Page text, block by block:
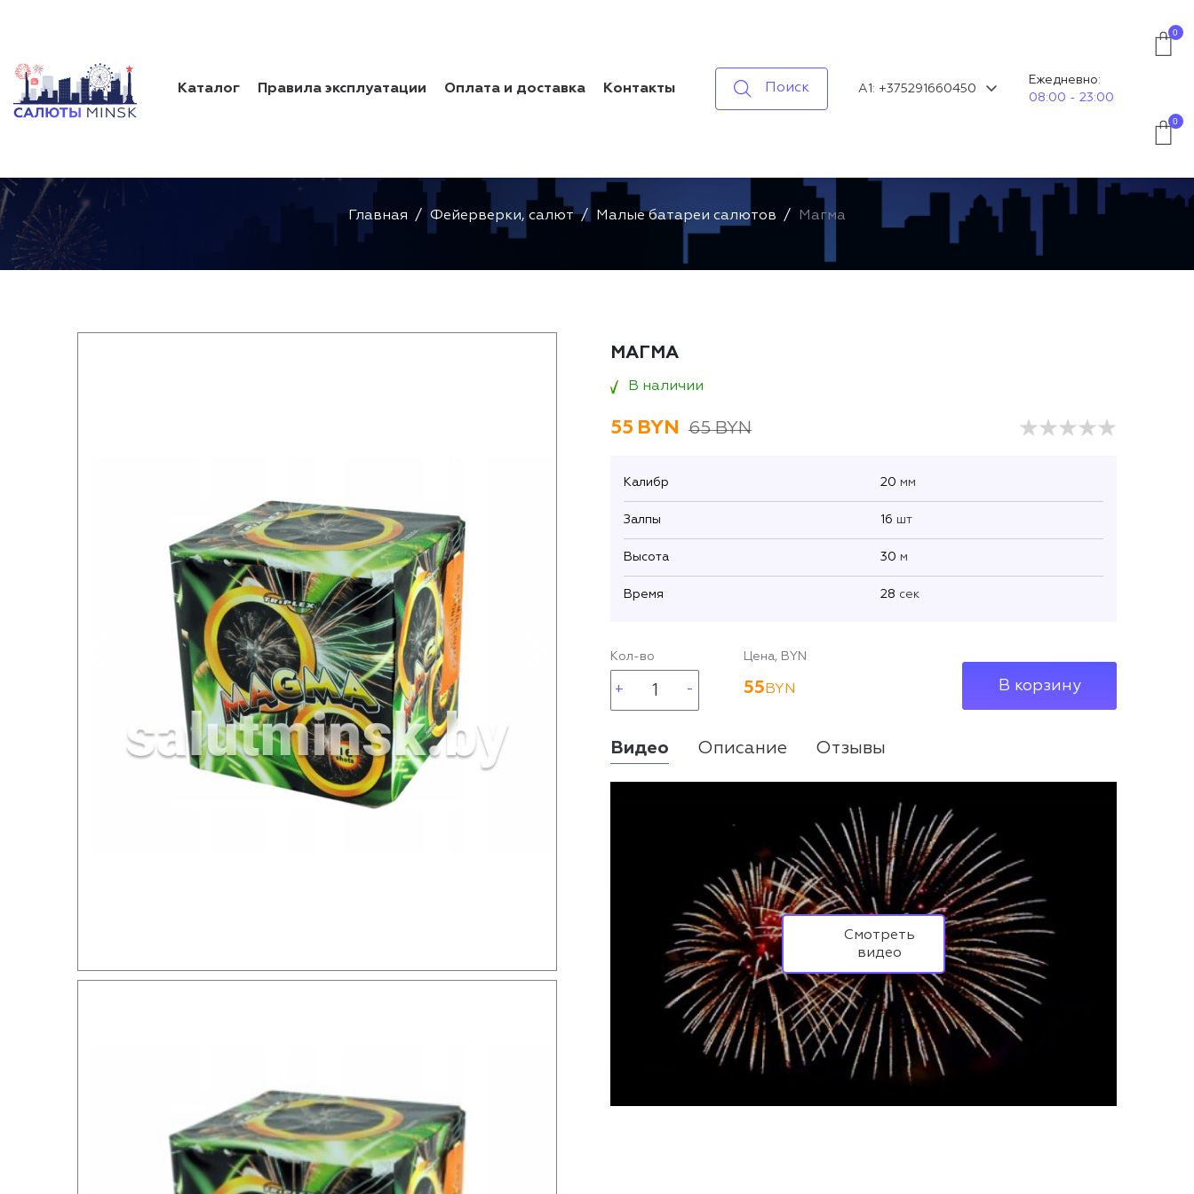
Каталог Правила эксплуатации Оплата и доставка Контакты Поиск А1: +375291660450
Ежедневно:
08:00 - 23:00
0
0
МАГМА
Главная Фейерверки, салют Малые батареи салютов Магма
МАГМА
В наличии
55 BYN 65 BYN
Калибр 20 мм
Залпы 16 шт
Высота 30 м
Время 28 сек
Кол-во Цена, BYN
55BYN В корзину
Видео Описание Отзывы
Смотреть
видео